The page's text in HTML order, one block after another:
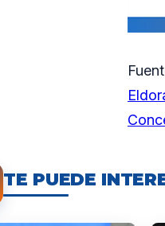
TE PUEDE